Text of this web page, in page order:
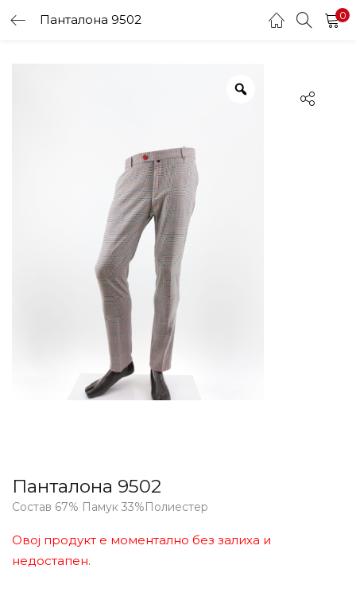
Панталона 9502 0
Панталона 9502
Состав 67% Памук 33%Полиестер
Овој продукт е моментално без залиха и
недостапен.
LOGIN
Enter your username and password to login.
Remember me
Login
Lost password?